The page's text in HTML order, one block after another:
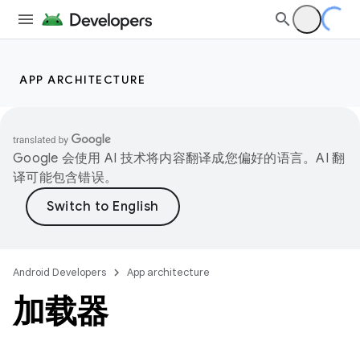
APP ARCHITECTURE
Google 会使用 AI 技术将内容翻译成您偏好的语言。AI 翻
译可能包含错误。
Android Developers App architecture
加载器